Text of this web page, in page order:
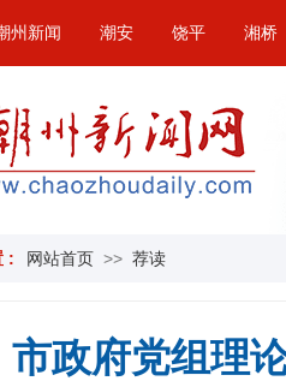
州新闻 潮安 饶平 湘桥
: 网站首页 >> 荐读
市政府党组理